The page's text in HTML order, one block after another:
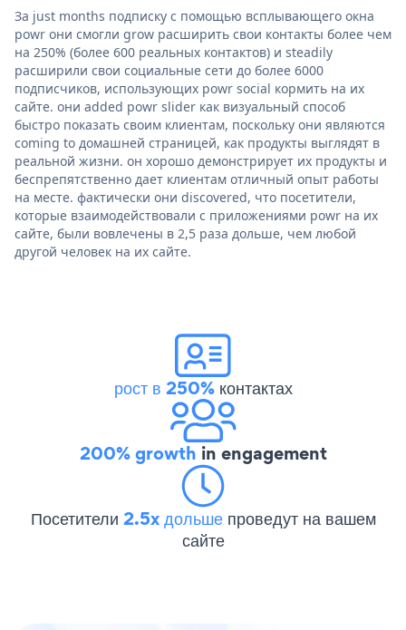
За just months подписку с помощью всплывающего окна
powr они смогли grow расширить свои контакты более чем
на 250% (более 600 реальных контактов) и steadily
расширили свои социальные сети до более 6000
подписчиков, использующих powr social кормить на их
сайте. они added powr slider как визуальный способ
быстро показать своим клиентам, поскольку они являются
coming to домашней страницей, как продукты выглядят в
реальной жизни. он хорошо демонстрирует их продукты и
беспрепятственно дает клиентам отличный опыт работы
на месте. фактически они discovered, что посетители,
которые взаимодействовали с приложениями powr на их
сайте, были вовлечены в 2,5 раза дольше, чем любой
другой человек на их сайте.
рост в 250%контактах
200% growth in engagement
Посетители 2.5x дольше проведут на вашем
сайте